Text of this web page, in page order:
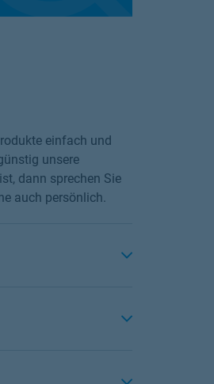
einfach und
unsere
dann sprechen Sie
auch persönlich.